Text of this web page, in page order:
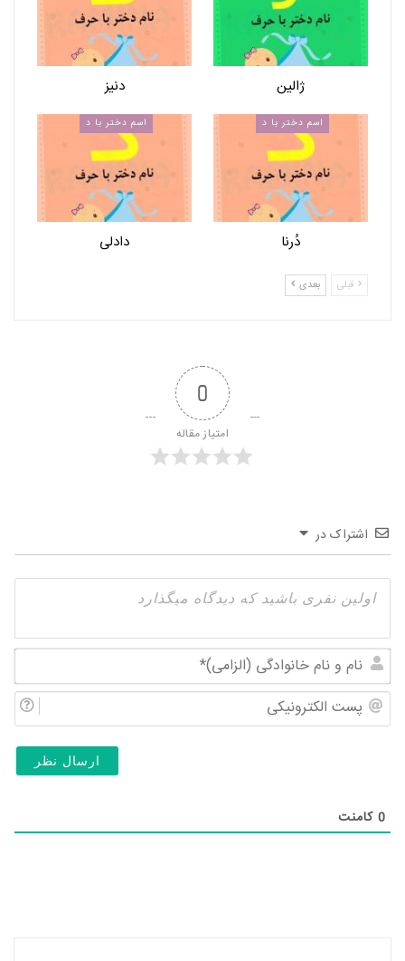
ژالین دنیز
اسم دختر با د
دُرنا
اسم دختر با د
دادلی
قبلی بعدی
0
امتیاز مقاله
اشتراک در
و
0 کامنت